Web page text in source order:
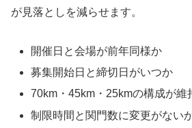
が見落としを減らせます。
開催日と会場が前年同様か
募集開始日と締切日がいつか
70km・45km・25kmの構成が維
制限時間と関門数に変更がない